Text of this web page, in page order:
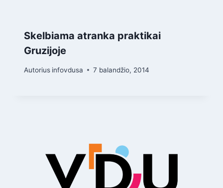
Skelbiama atranka praktikai
Gruzijoje
Autorius infovdusa 7 balandžio, 2014